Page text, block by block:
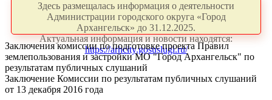
Здесь размещалась информация о деятельности
Администрации городского округа «Город
Архангельск» до 31.12.2025.
Актуальная информация и новости находятся:
https://arhcity.gosuslugi.ru/
Заключения комиссии по подготовке проекта Правил
землепользования и застройки МО "Город Архангельск" по
результатам публичных слушаний
Заключение Комиссии по результатам публичных слушаний
от 13 декабря 2016 года